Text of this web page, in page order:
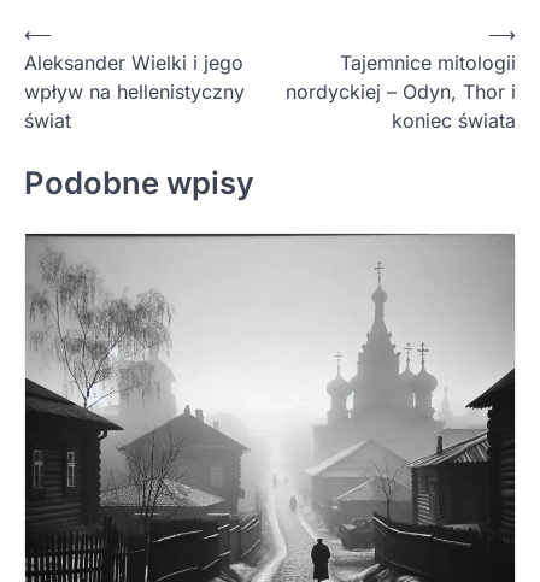
Nawigacja
wpisu
⟵
Aleksander Wielki i jego
wpływ na hellenistyczny
świat
Tajemnice mitologii
nordyckiej – Odyn, Thor i
koniec świata
⟶
Podobne wpisy